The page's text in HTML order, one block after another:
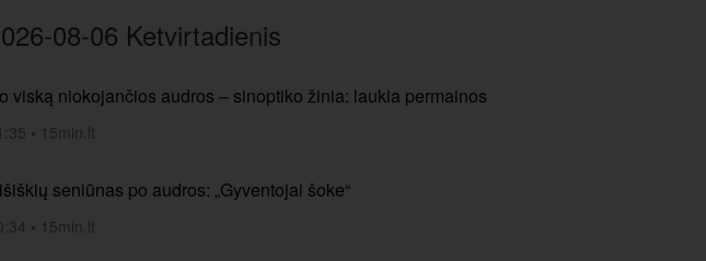
08-06 Ketvirtadienis
viską niokojančios audros – sinoptiko žinia: laukia permainos
• 15min.lt
seniūnas po audros: „Gyventojai šoke“
• 15min.lt